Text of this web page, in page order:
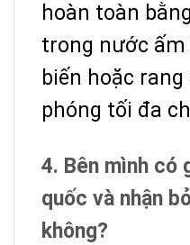
hoàn toàn
trong nước
biến hoặc
phóng tối đa
4. Bên mình có
quốc và nhận
không?